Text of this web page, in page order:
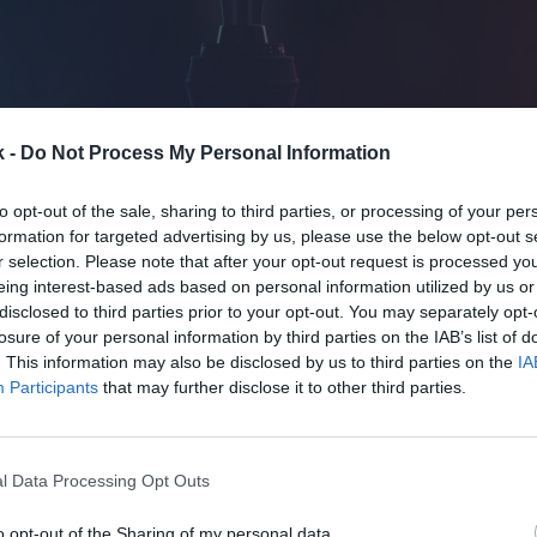
- Do Not Process My Personal Information
opt-out of the sale, sharing to third parties, or processing of your
for targeted advertising by us, please use the below opt-out
selection. Please note that after your opt-out request is processed
interest-based ads based on personal information utilized by us
to third parties prior to your opt-out. You may separately
of your personal information by third parties on the IAB’s list of
This information may also be disclosed by us to third parties on the
Participants that may further disclose it to other third parties.
Data Processing Opt Outs
Guardar Me gusta
el rally de novedades antes de iniciar la nueva
que Bisons eClub será nuevo equipo
La entidad está liderada por Gorka Arrinda,
y otros empresarios vascos, y compró la plaza de
jóvenes, creando un canal de propio de
mercado de esports a nivel de Bizkaia y a través de